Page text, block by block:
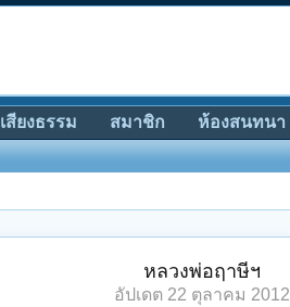
หลวงพ่อฤาษีฯ
อัปเดต 22 ตุลาคม 2012
เสียงธรรม สมาชิก ห้องสนทนา